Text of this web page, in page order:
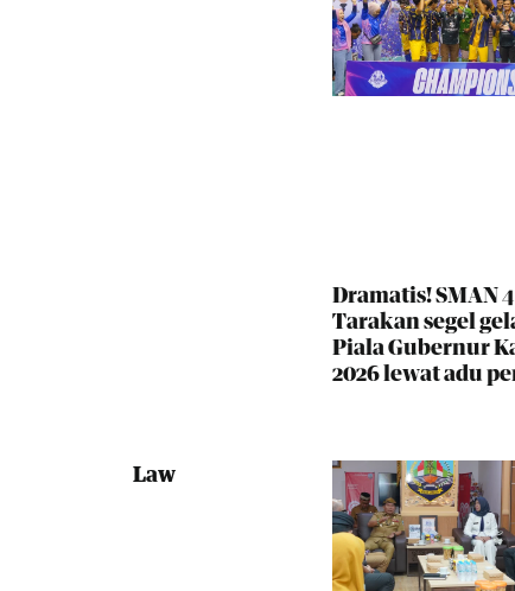
Dramatis! SMAN 4
Tarakan segel
Piala Gubernur
2026 lewat adu
Law